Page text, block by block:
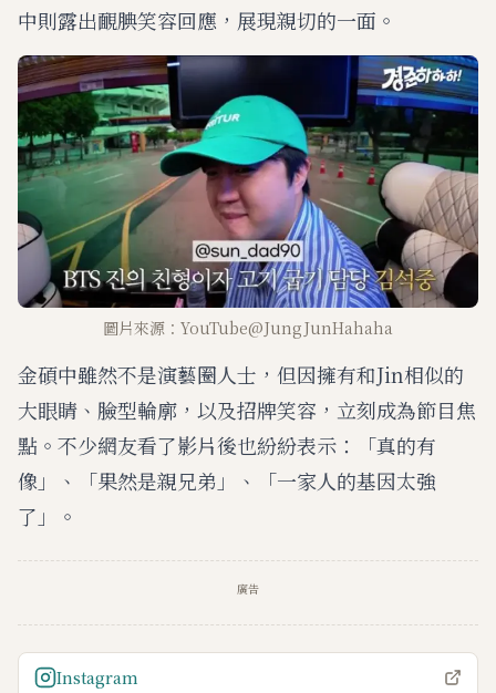
中則露出靦腆笑容回應，展現親切的一面。
圖片來源：YouTube@JungJunHahaha
金碩中雖然不是演藝圈人士，但因擁有和Jin相似的
大眼睛、臉型輪廓，以及招牌笑容，立刻成為節目焦
點。不少網友看了影片後也紛紛表示：「真的有
像」、「果然是親兄弟」、「一家人的基因太強
了」。
廣告
Instagram